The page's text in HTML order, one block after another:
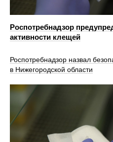
Роспотребнадзор
активности клещей
Роспотребнадзор назвал
в Нижегородской области